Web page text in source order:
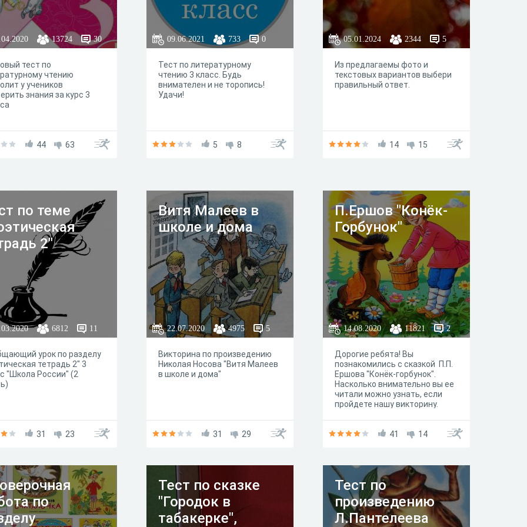
13724 30
тест по
чтению
у учеников
знания за курс 3
44 63
09.06.2021 733 0
Тест по литературному
чтению 3 класс. Будь
внимателен и не торопись!
Удачи!
5 8
05.01.2024 2344 5
Из предлагаемы фото и
текстовых вариантов выбери
правильный ответ.
14 15
по теме
2"
6812 11
урок по разделу
тетрадь 2" 3
"Школа России" (2
31 23
Витя Малеев в
школе и дома
22.07.2020 4975 5
Викторина по произведению
Николая Носова "Витя Малеев
в школе и дома"
31 29
П.Ершов "Конёк-
Горбунок"
14.08.2020 11821 2
Дорогие ребята! Вы
познакомились с сказкой П.П.
Ершова "Конёк-горбунок".
Насколько внимательно вы ее
читали можно узнать, если
пройдете нашу викторину.
41 14
по
Тест по сказке
"Городок в
табакерке",
Тест по
произведению
Л.Пантелеева